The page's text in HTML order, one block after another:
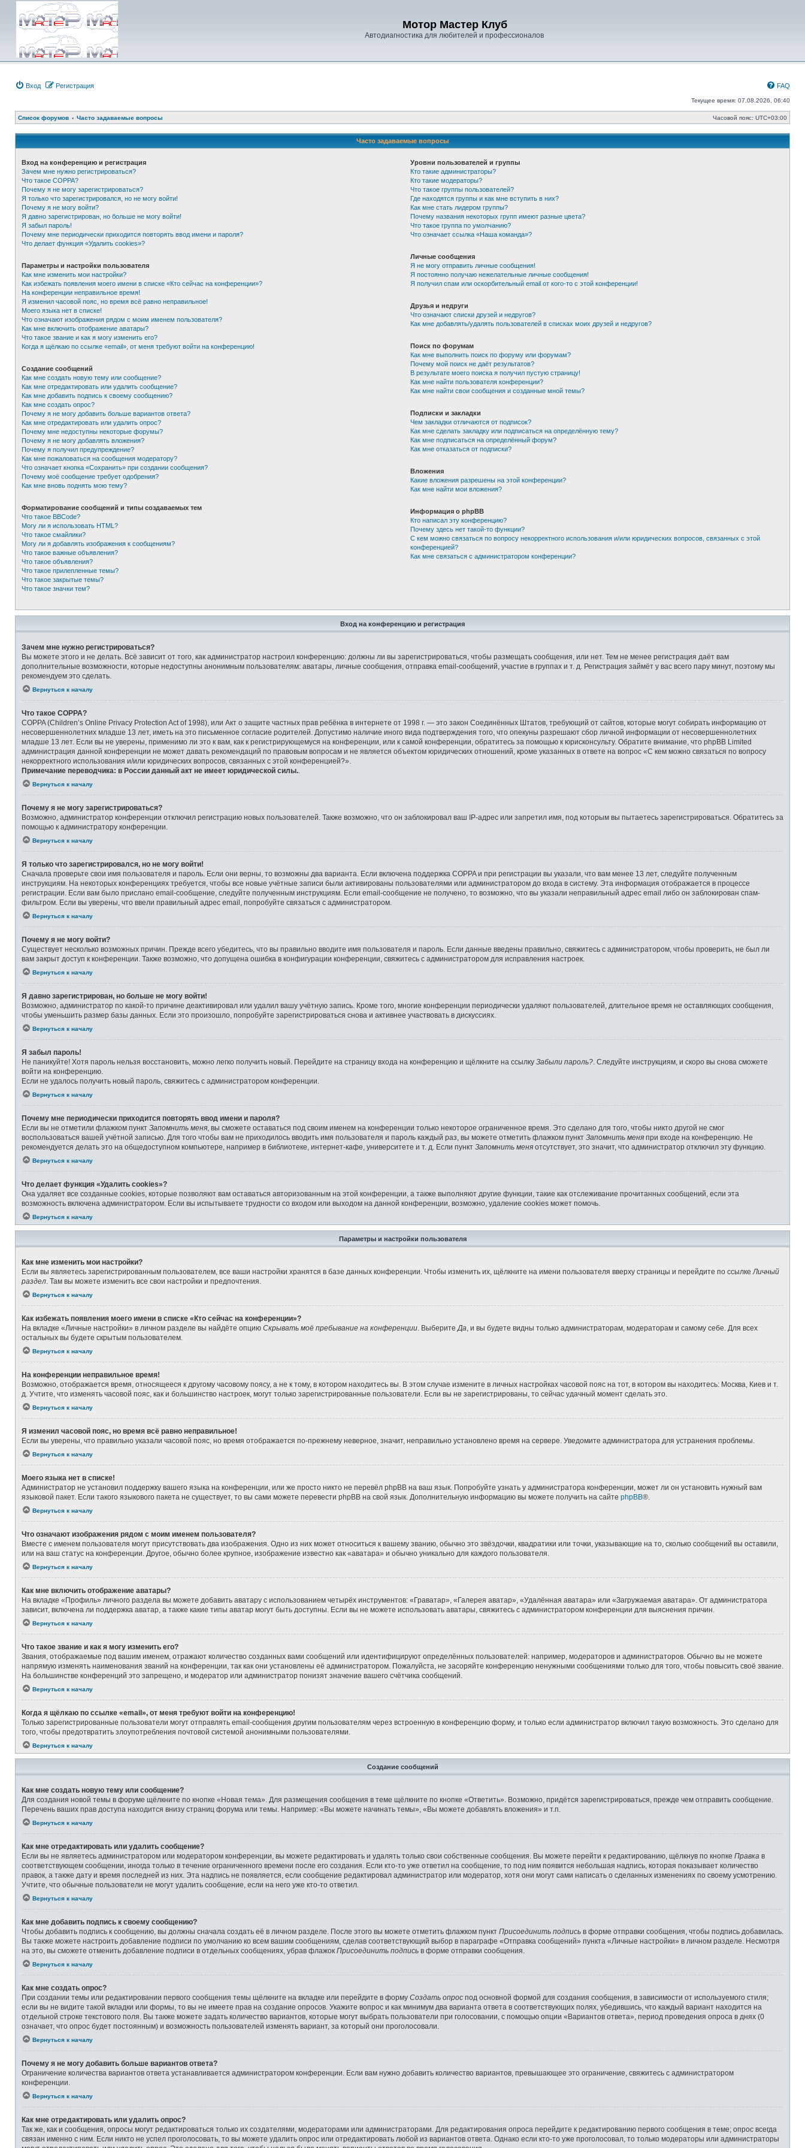
Мотор Мастер Клуб
Автодиагностика для любителей и профессионалов
Вход Регистрация FAQ
Текущее время: 07.08.2026, 06:40
Список форумов Часто задаваемые вопросы Часовой пояс: UTC+03:00
Часто задаваемые вопросы
Вход на конференцию и регистрация
Зачем мне нужно регистрироваться?
Что такое COPPA?
Почему я не могу зарегистрироваться?
Я только что зарегистрировался, но не могу войти!
Почему я не могу войти?
Я давно зарегистрирован, но больше не могу войти!
Я забыл пароль!
Почему мне периодически приходится повторять ввод имени и пароля?
Что делает функция «Удалить cookies»?
Параметры и настройки пользователя
Как мне изменить мои настройки?
Как избежать появления моего имени в списке «Кто сейчас на конференции»?
На конференции неправильное время!
Я изменил часовой пояс, но время всё равно неправильное!
Моего языка нет в списке!
Что означают изображения рядом с моим именем пользователя?
Как мне включить отображение аватары?
Что такое звание и как я могу изменить его?
Когда я щёлкаю по ссылке «email», от меня требуют войти на конференцию!
Создание сообщений
Как мне создать новую тему или сообщение?
Как мне отредактировать или удалить сообщение?
Как мне добавить подпись к своему сообщению?
Как мне создать опрос?
Почему я не могу добавить больше вариантов ответа?
Как мне отредактировать или удалить опрос?
Почему мне недоступны некоторые форумы?
Почему я не могу добавлять вложения?
Почему я получил предупреждение?
Как мне пожаловаться на сообщения модератору?
Что означает кнопка «Сохранить» при создании сообщения?
Почему моё сообщение требует одобрения?
Как мне вновь поднять мою тему?
Форматирование сообщений и типы создаваемых тем
Что такое BBCode?
Могу ли я использовать HTML?
Что такое смайлики?
Могу ли я добавлять изображения к сообщениям?
Что такое важные объявления?
Что такое объявления?
Что такое прилепленные темы?
Что такое закрытые темы?
Что такое значки тем?
Уровни пользователей и группы
Кто такие администраторы?
Кто такие модераторы?
Что такое группы пользователей?
Где находятся группы и как мне вступить в них?
Как мне стать лидером группы?
Почему названия некоторых групп имеют разные цвета?
Что такое группа по умолчанию?
Что означает ссылка «Наша команда»?
Личные сообщения
Я не могу отправить личные сообщения!
Я постоянно получаю нежелательные личные сообщения!
Я получил спам или оскорбительный email от кого-то с этой конференции!
Друзья и недруги
Что означают списки друзей и недругов?
Как мне добавлять/удалять пользователей в списках моих друзей и недругов?
Поиск по форумам
Как мне выполнить поиск по форуму или форумам?
Почему мой поиск не даёт результатов?
В результате моего поиска я получил пустую страницу!
Как мне найти пользователя конференции?
Как мне найти свои сообщения и созданные мной темы?
Подписки и закладки
Чем закладки отличаются от подписок?
Как мне сделать закладку или подписаться на определённую тему?
Как мне подписаться на определённый форум?
Как мне отказаться от подписки?
Вложения
Какие вложения разрешены на этой конференции?
Как мне найти мои вложения?
Информация о phpBB
Кто написал эту конференцию?
Почему здесь нет такой-то функции?
С кем можно связаться по вопросу некорректного использования и/или юридических вопросов, связанных с этой
конференцией?
Как мне связаться с администратором конференции?
Вход на конференцию и регистрация
Зачем мне нужно регистрироваться?
Вы можете этого и не делать. Всё зависит от того, как администратор настроил конференцию: должны ли вы зарегистрироваться, чтобы размещать сообщения, или нет. Тем не менее регистрация даёт вам
дополнительные возможности, которые недоступны анонимным пользователям: аватары, личные сообщения, отправка email-сообщений, участие в группах и т. д. Регистрация займёт у вас всего пару минут, поэтому мы
рекомендуем это сделать.
Вернуться к началу
Что такое COPPA?
COPPA (Children’s Online Privacy Protection Act of 1998), или Акт о защите частных прав ребёнка в интернете от 1998 г. — это закон Соединённых Штатов, требующий от сайтов, которые могут собирать информацию от
несовершеннолетних младше 13 лет, иметь на это письменное согласие родителей. Допустимо наличие иного вида подтверждения того, что опекуны разрешают сбор личной информации от несовершеннолетних
младше 13 лет. Если вы не уверены, применимо ли это к вам, как к регистрирующемуся на конференции, или к самой конференции, обратитесь за помощью к юрисконсульту. Обратите внимание, что phpBB Limited
администрация данной конференции не может давать рекомендаций по правовым вопросам и не является объектом юридических отношений, кроме указанных в ответе на вопрос «С кем можно связаться по вопросу
некорректного использования и/или юридических вопросов, связанных с этой конференцией?».
Примечание переводчика: в России данный акт не имеет юридической силы.
Вернуться к началу
Почему я не могу зарегистрироваться?
Возможно, администратор конференции отключил регистрацию новых пользователей. Также возможно, что он заблокировал ваш IP-адрес или запретил имя, под которым вы пытаетесь зарегистрироваться. Обратитесь за
помощью к администратору конференции.
Вернуться к началу
Я только что зарегистрировался, но не могу войти!
Сначала проверьте свои имя пользователя и пароль. Если они верны, то возможны два варианта. Если включена поддержка COPPA и при регистрации вы указали, что вам менее 13 лет, следуйте полученным
инструкциям. На некоторых конференциях требуется, чтобы все новые учётные записи были активированы пользователями или администратором до входа в систему. Эта информация отображается в процессе
регистрации. Если вам было прислано email-сообщение, следуйте полученным инструкциям. Если email-сообщение не получено, то возможно, что вы указали неправильный адрес email либо он заблокирован спам-
фильтром. Если вы уверены, что ввели правильный адрес email, попробуйте связаться с администратором.
Вернуться к началу
Почему я не могу войти?
Существует несколько возможных причин. Прежде всего убедитесь, что вы правильно вводите имя пользователя и пароль. Если данные введены правильно, свяжитесь с администратором, чтобы проверить, не был ли
вам закрыт доступ к конференции. Также возможно, что допущена ошибка в конфигурации конференции, свяжитесь с администратором для исправления настроек.
Вернуться к началу
Я давно зарегистрирован, но больше не могу войти!
Возможно, администратор по какой-то причине деактивировал или удалил вашу учётную запись. Кроме того, многие конференции периодически удаляют пользователей, длительное время не оставляющих сообщения,
чтобы уменьшить размер базы данных. Если это произошло, попробуйте зарегистрироваться снова и активнее участвовать в дискуссиях.
Вернуться к началу
Я забыл пароль!
Не паникуйте! Хотя пароль нельзя восстановить, можно легко получить новый. Перейдите на страницу входа на конференцию и щёлкните на ссылку Забыли пароль? . Следуйте инструкциям, и скоро вы снова сможете
войти на конференцию.
Если не удалось получить новый пароль, свяжитесь с администратором конференции.
Вернуться к началу
Почему мне периодически приходится повторять ввод имени и пароля?
Если вы не отметили флажком пункт Запомнить меня , вы сможете оставаться под своим именем на конференции только некоторое ограниченное время. Это сделано для того, чтобы никто другой не смог
воспользоваться вашей учётной записью. Для того чтобы вам не приходилось вводить имя пользователя и пароль каждый раз, вы можете отметить флажком пункт Запомнить меня при входе на конференцию. Не
рекомендуется делать это на общедоступном компьютере, например в библиотеке, интернет-кафе, университете и т. д. Если пункт Запомнить меня отсутствует, это значит, что администратор отключил эту функцию.
Вернуться к началу
Что делает функция «Удалить cookies»?
Она удаляет все созданные cookies, которые позволяют вам оставаться авторизованным на этой конференции, а также выполняют другие функции, такие как отслеживание прочитанных сообщений, если эта
возможность включена администратором. Если вы испытываете трудности со входом или выходом на данной конференции, возможно, удаление cookies может помочь.
Вернуться к началу
Параметры и настройки пользователя
Как мне изменить мои настройки?
Если вы являетесь зарегистрированным пользователем, все ваши настройки хранятся в базе данных конференции. Чтобы изменить их, щёлкните на имени пользователя вверху страницы и перейдите по ссылке Личный
раздел . Там вы можете изменить все свои настройки и предпочтения.
Вернуться к началу
Как избежать появления моего имени в списке «Кто сейчас на конференции»?
На вкладке «Личные настройки» в личном разделе вы найдёте опцию Скрывать моё пребывание на конференции . Выберите Да , и вы будете видны только администраторам, модераторам и самому себе. Для всех
остальных вы будете скрытым пользователем.
Вернуться к началу
На конференции неправильное время!
Возможно, отображается время, относящееся к другому часовому поясу, а не к тому, в котором находитесь вы. В этом случае измените в личных настройках часовой пояс на тот, в котором вы находитесь: Москва, Киев и т.
д. Учтите, что изменять часовой пояс, как и большинство настроек, могут только зарегистрированные пользователи. Если вы не зарегистрированы, то сейчас удачный момент сделать это.
Вернуться к началу
Я изменил часовой пояс, но время всё равно неправильное!
Если вы уверены, что правильно указали часовой пояс, но время отображается по-прежнему неверное, значит, неправильно установлено время на сервере. Уведомите администратора для устранения проблемы.
Вернуться к началу
Моего языка нет в списке!
Администратор не установил поддержку вашего языка на конференции, или же просто никто не перевёл phpBB на ваш язык. Попробуйте узнать у администратора конференции, может ли он установить нужный вам
языковой пакет. Если такого языкового пакета не существует, то вы сами можете перевести phpBB на свой язык. Дополнительную информацию вы можете получить на сайте phpBB®.
Вернуться к началу
Что означают изображения рядом с моим именем пользователя?
Вместе с именем пользователя могут присутствовать два изображения. Одно из них может относиться к вашему званию, обычно это звёздочки, квадратики или точки, указывающие на то, сколько сообщений вы оставили,
или на ваш статус на конференции. Другое, обычно более крупное, изображение известно как «аватара» и обычно уникально для каждого пользователя.
Вернуться к началу
Как мне включить отображение аватары?
На вкладке «Профиль» личного раздела вы можете добавить аватару с использованием четырёх инструментов: «Граватар», «Галерея аватар», «Удалённая аватара» или «Загружаемая аватара». От администратора
зависит, включена ли поддержка аватар, а также какие типы аватар могут быть доступны. Если вы не можете использовать аватары, свяжитесь с администратором конференции для выяснения причин.
Вернуться к началу
Что такое звание и как я могу изменить его?
Звания, отображаемые под вашим именем, отражают количество созданных вами сообщений или идентифицируют определённых пользователей: например, модераторов и администраторов. Обычно вы не можете
напрямую изменять наименования званий на конференции, так как они установлены её администратором. Пожалуйста, не засоряйте конференцию ненужными сообщениями только для того, чтобы повысить своё звание.
На большинстве конференций это запрещено, и модератор или администратор понизят значение вашего счётчика сообщений.
Вернуться к началу
Когда я щёлкаю по ссылке «email», от меня требуют войти на конференцию!
Только зарегистрированные пользователи могут отправлять email-сообщения другим пользователям через встроенную в конференцию форму, и только если администратор включил такую возможность. Это сделано для
того, чтобы предотвратить злоупотребления почтовой системой анонимными пользователями.
Вернуться к началу
Создание сообщений
Как мне создать новую тему или сообщение?
Для создания новой темы в форуме щёлкните по кнопке «Новая тема». Для размещения сообщения в теме щёлкните по кнопке «Ответить». Возможно, придётся зарегистрироваться, прежде чем отправить сообщение.
Перечень ваших прав доступа находится внизу страниц форума или темы. Например: «Вы можете начинать темы», «Вы можете добавлять вложения» и т.п.
Вернуться к началу
Как мне отредактировать или удалить сообщение?
Если вы не являетесь администратором или модератором конференции, вы можете редактировать и удалять только свои собственные сообщения. Вы можете перейти к редактированию, щёлкнув по кнопке Правка в
соответствующем сообщении, иногда только в течение ограниченного времени после его создания. Если кто-то уже ответил на сообщение, то под ним появится небольшая надпись, которая показывает количество
правок, а также дату и время последней из них. Эта надпись не появляется, если сообщение редактировал администратор или модератор, хотя они могут сами написать о сделанных изменениях по своему усмотрению.
Учтите, что обычные пользователи не могут удалить сообщение, если на него уже кто-то ответил.
Вернуться к началу
Как мне добавить подпись к своему сообщению?
Чтобы добавить подпись к сообщению, вы должны сначала создать её в личном разделе. После этого вы можете отметить флажком пункт Присоединить подпись в форме отправки сообщения, чтобы подпись добавилась.
Вы также можете настроить добавление подписи по умолчанию ко всем вашим сообщениям, сделав соответствующий выбор в параграфе «Отправка сообщений» пункта «Личные настройки» в личном разделе. Несмотря
на это, вы сможете отменить добавление подписи в отдельных сообщениях, убрав флажок Присоединить подпись в форме отправки сообщения.
Вернуться к началу
Как мне создать опрос?
При создании темы или редактировании первого сообщения темы щёлкните на вкладке или перейдите в форму Создать опрос под основной формой для создания сообщения, в зависимости от используемого стиля;
если вы не видите такой вкладки или формы, то вы не имеете прав на создание опросов. Укажите вопрос и как минимум два варианта ответа в соответствующих полях, убедившись, что каждый вариант находится на
отдельной строке текстового поля. Вы также можете задать количество вариантов, которые могут выбрать пользователи при голосовании, с помощью опции «Вариантов ответа», период проведения опроса в днях (0
означает, что опрос будет постоянным) и возможность пользователей изменять вариант, за который они проголосовали.
Вернуться к началу
Почему я не могу добавить больше вариантов ответа?
Ограничение количества вариантов ответа устанавливается администратором конференции. Если вам нужно добавить количество вариантов, превышающее это ограничение, свяжитесь с администратором
конференции.
Вернуться к началу
Как мне отредактировать или удалить опрос?
Так же, как и сообщения, опросы могут редактироваться только их создателями, модераторами или администраторами. Для редактирования опроса перейдите к редактированию первого сообщения в теме; опрос всегда
связан именно с ним. Если никто не успел проголосовать, то вы можете удалить опрос или отредактировать любой из вариантов ответа. Однако если кто-то уже проголосовал, то только модераторы или администраторы